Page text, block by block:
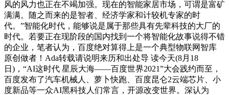
风的风力也正在不竭加强。现在的智能家居市场，可谓是富矿
满满。随之而来的是智者、经济学家和计较机专家的时
代。”智能化时代，能够说是属于那些具有先辈科技的大厂的
时代。若要正在现阶段的国内找到一个将智能化故事说得不错
的企业，笔者认为，百度绝对算得上是一个典型物联网智库
原创做者！Ada转载请说明来历和出处导 读今天(8月18
日)，“AI这时代 星辰大海——百度世界2021”大会践约而至，
百度发布了汽车机械人、萝卜快跑、百度昆仑2云端芯片、小
度新品等一众AI黑科技人们常言，开源改变世界。深认为